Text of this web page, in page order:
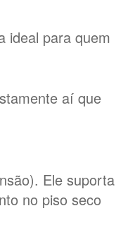
ideal para quem
aí que
Ele suporta
no piso seco